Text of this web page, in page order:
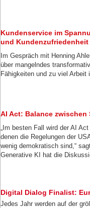
Kundenservice im
und Kundenzufriedenheit
Im Gespräch mit Henning
über mangelndes
Fähigkeiten und zu viel
AI Act: Balance
„Im besten Fall wird der AI
denen die Regelungen der
wenig demokratisch sind,“
Generative KI hat die
Digital Dialog Finalist:
Jedes Jahr werden auf der